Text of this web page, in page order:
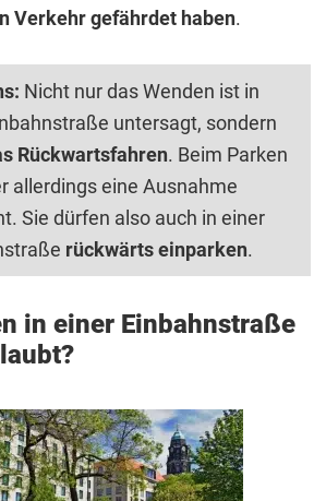
Verkehr gefährdet haben.
Nicht nur das Wenden ist in
untersagt, sondern
Rückwartsfahren. Beim Parken
allerdings eine Ausnahme
Sie dürfen also auch in einer
rückwärts einparken.
in einer Einbahnstraße